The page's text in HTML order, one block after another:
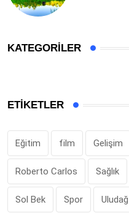
KATEGORILER
ETIKETLER
Eğitim film Gelişim
Roberto Carlos Sağlık
Sol Bek Spor Uludağ